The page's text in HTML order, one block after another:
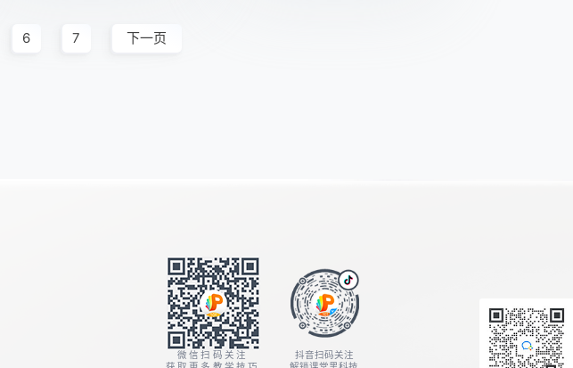
6 7 下一页
微信扫码关注
抖音扫码关注